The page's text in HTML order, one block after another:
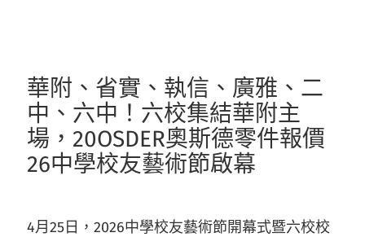
華附、省實、執信、廣雅、二
中、六中！六校集結華附主
場，20OSDER奧斯德零件報價
26中學校友藝術節啟幕
4月25日，2026中學校友藝術節開幕式暨六校校